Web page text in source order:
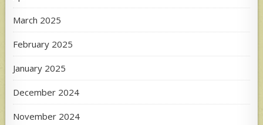
March 2025
February 2025
January 2025
December 2024
November 2024